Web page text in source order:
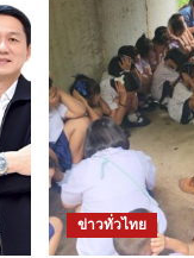
ข่าวทั่วไทย